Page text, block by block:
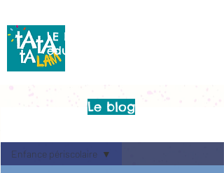
LE BLOG du service
éducation
Enfance périscolaire
Le blog